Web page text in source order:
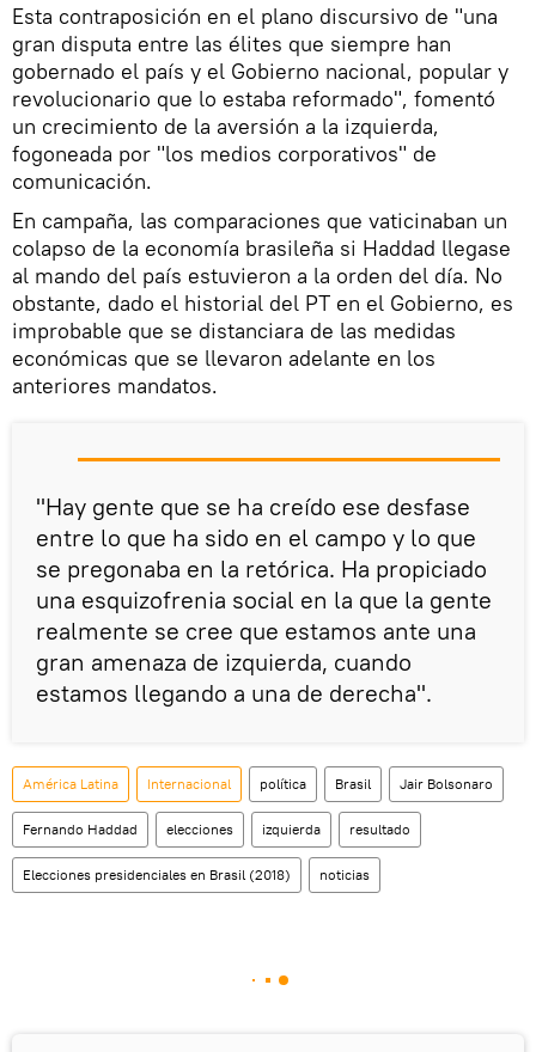
Esta contraposición en el plano discursivo de "una
gran disputa entre las élites que siempre han
gobernado el país y el Gobierno nacional, popular y
revolucionario que lo estaba reformado", fomentó
un crecimiento de la aversión a la izquierda,
fogoneada por "los medios corporativos" de
comunicación.
En campaña, las comparaciones que vaticinaban un
colapso de la economía brasileña si Haddad llegase
al mando del país estuvieron a la orden del día. No
obstante, dado el historial del PT en el Gobierno, es
improbable que se distanciara de las medidas
económicas que se llevaron adelante en los
anteriores mandatos.
"Hay gente que se ha creído ese desfase
entre lo que ha sido en el campo y lo que
se pregonaba en la retórica. Ha propiciado
una esquizofrenia social en la que la gente
realmente se cree que estamos ante una
gran amenaza de izquierda, cuando
estamos llegando a una de derecha".
América Latina Internacional política Brasil Jair Bolsonaro
Fernando Haddad elecciones izquierda resultado
Elecciones presidenciales en Brasil (2018) noticias